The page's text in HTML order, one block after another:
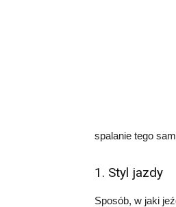
spalanie tego
1. Styl jazdy
Sposób, w jaki